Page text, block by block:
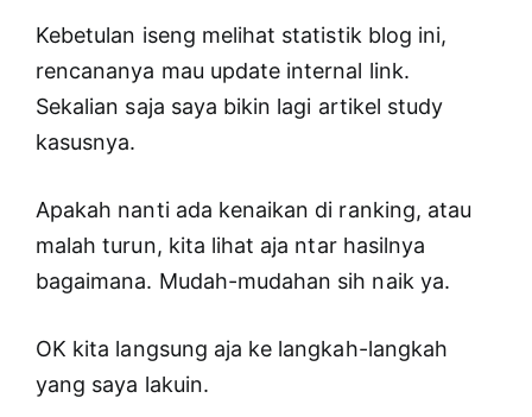
Kebetulan iseng melihat statistik blog ini,
rencananya mau update internal link.
Sekalian saja saya bikin lagi artikel study
kasusnya.
Apakah nanti ada kenaikan di ranking, atau
malah turun, kita lihat aja ntar hasilnya
bagaimana. Mudah-mudahan sih naik ya.
OK kita langsung aja ke langkah-langkah
yang saya lakuin.